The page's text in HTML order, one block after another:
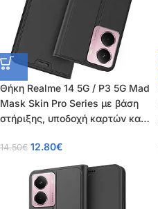
Θήκη Realme 14 5G / P3 5G Mad
Mask Skin Pro Series με βάση
στήριξης, υποδοχή καρτών και
από συνθετικό δέρμα και TPU
14.50€ 12.80€